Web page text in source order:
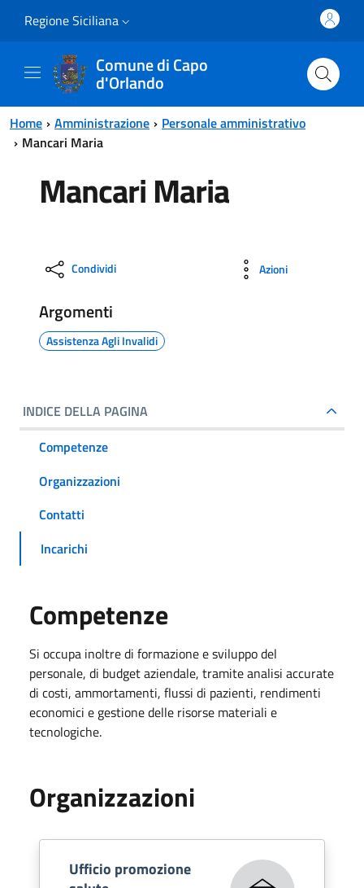
Regione Siciliana
Comune di Capo
d'Orlando
Home Amministrazione
Personale amministrativo
Mancari Maria
Mancari Maria
Condividi Azioni
Argomenti
Assistenza Agli Invalidi
INDICE DELLA PAGINA
Competenze
Organizzazioni
Contatti
Incarichi
Competenze
Si occupa inoltre di formazione e sviluppo del
personale, di budget aziendale, tramite analisi accurate
di costi, ammortamenti, flussi di pazienti, rendimenti
economici e gestione delle risorse materiali e
tecnologiche.
Organizzazioni
Ufficio promozione